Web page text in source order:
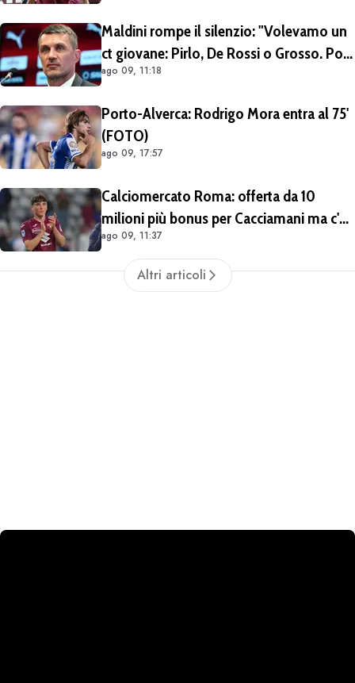
Maldini rompe il silenzio: "Volevamo un
ct giovane: Pirlo, De Rossi o Grosso. Poi
Malagò mi ha detto: «Pirlo non si può
ago 09, 11:18
Porto-Alverca: Rodrigo Mora entra al 75'
(FOTO)
ago 09, 17:57
Calciomercato Roma: offerta da 10
milioni più bonus per Cacciamani ma c'è
distanza, interesse anche dell'Inter.
Cherubini vicino al Benevento
ago 09, 11:37
Altri articoli